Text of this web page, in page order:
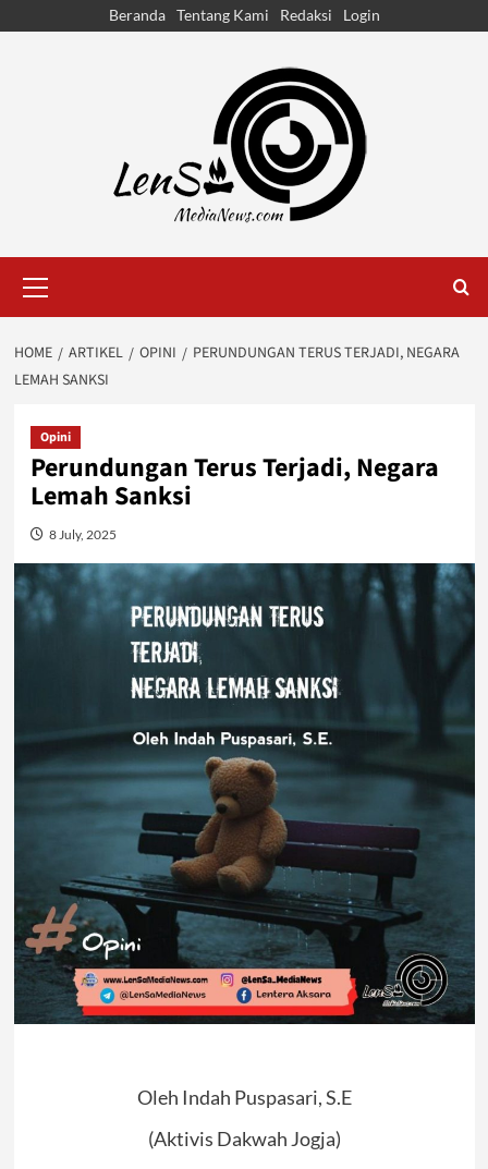
Beranda Tentang Kami Redaksi Login
Menu
HOME ARTIKEL OPINI
PERUNDUNGAN TERUS TERJADI, NEGARA
LEMAH SANKSI
Opini
Perundungan Terus Terjadi, Negara
Lemah Sanksi
8 July, 2025
Oleh Indah Puspasari, S.E
(Aktivis Dakwah Jogja)